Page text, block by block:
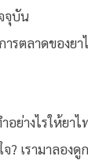
จุบัน
รตลาดของยา
ย่างไรให้ยาไ
? เรามาลอง